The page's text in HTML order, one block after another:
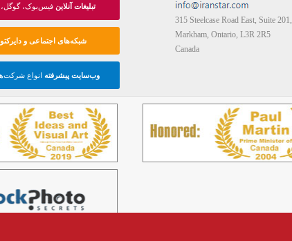
تبلیغات آنلاینفیس‌بوک، گوگل،
شبکه‌های اجتماعی و
وب‌سایت پیشرفته انواع
315 Steelcase Road East, Suite 201,
Markham, Ontario, L3R 2R5
Canada